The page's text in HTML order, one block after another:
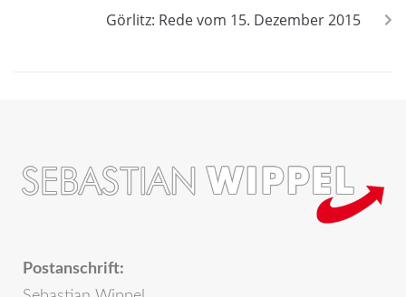
Görlitz: Rede vom 15. Dezember 2015
Postanschrift: